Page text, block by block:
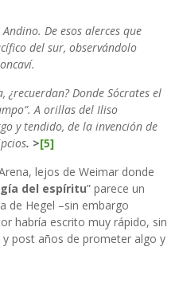
De esos alerces que
del sur, observándolo
Donde Sócrates el
A orillas del Iliso
y tendido, de la invención de
. >[5]
lejos de Weimar donde
del espíritu” parece un
de Hegel –sin embargo
habría escrito muy rápido, sin
post años de prometer algo y